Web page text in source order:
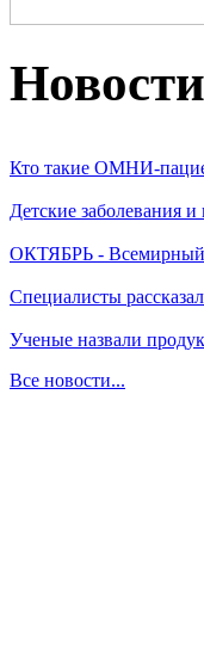
Кто такие ОМНИ-
Детские заболевания
ОКТЯБРЬ - Всемирный
Специалисты
Ученые назвали
Все новости...